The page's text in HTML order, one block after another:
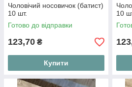
Чоловічий носовичок (батист)
10 шт.
Готово до відправки
123,70 ₴
Купити
10